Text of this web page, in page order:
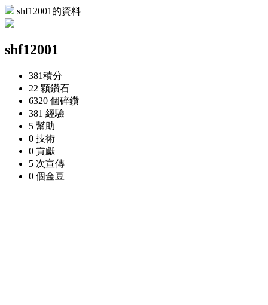
shf12001的資料
shf12001
381積分
22 顆鑽石
6320 個碎鑽
381 經驗
5 幫助
0 技術
0 貢獻
5 次宣傳
0 個金豆